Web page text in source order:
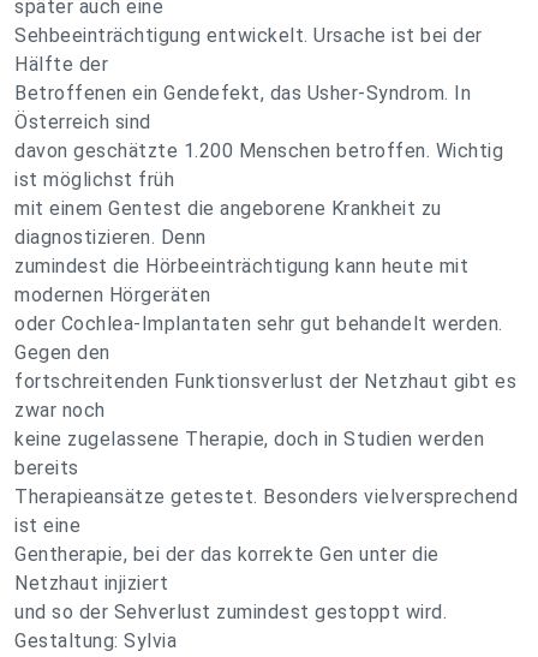
später auch eine
Sehbeeinträchtigung entwickelt. Ursache ist bei der
Hälfte der
Betroffenen ein Gendefekt, das Usher-Syndrom. In
Österreich sind
davon geschätzte 1.200 Menschen betroffen. Wichtig
ist möglichst früh
mit einem Gentest die angeborene Krankheit zu
diagnostizieren. Denn
zumindest die Hörbeeinträchtigung kann heute mit
modernen Hörgeräten
oder Cochlea-Implantaten sehr gut behandelt werden.
Gegen den
fortschreitenden Funktionsverlust der Netzhaut gibt es
zwar noch
keine zugelassene Therapie, doch in Studien werden
bereits
Therapieansätze getestet. Besonders vielversprechend
ist eine
Gentherapie, bei der das korrekte Gen unter die
Netzhaut injiziert
und so der Sehverlust zumindest gestoppt wird.
Gestaltung: Sylvia